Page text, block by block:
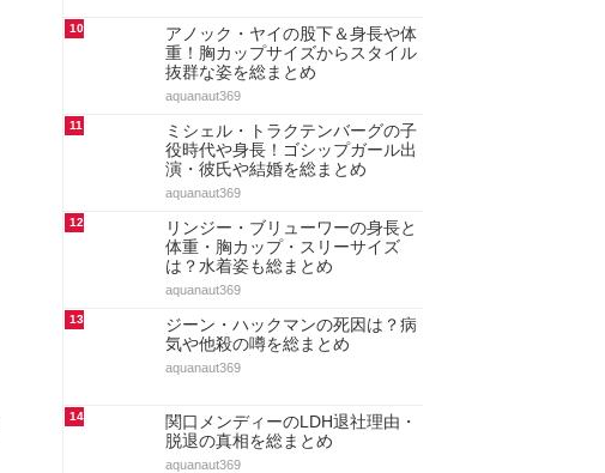
10
アノック・ヤイの股下＆身長や体
重！胸カップサイズからスタイル
抜群な姿を総まとめ
aquanaut369
11
ミシェル・トラクテンバーグの子
役時代や身長！ゴシップガール出
演・彼氏や結婚を総まとめ
aquanaut369
12
リンジー・ブリューワーの身長と
体重・胸カップ・スリーサイズ
は？水着姿も総まとめ
aquanaut369
13
ジーン・ハックマンの死因は？病
気や他殺の噂を総まとめ
aquanaut369
14
関口メンディーのLDH退社理由・
脱退の真相を総まとめ
aquanaut369